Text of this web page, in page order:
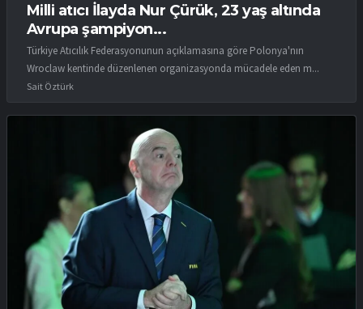
Milli atıcı İlayda Nur Çürük, 23 yaş altında
Avrupa şampiyon...
Türkiye Atıcılık Federasyonunun açıklamasına göre Polonya'nın
Wroclaw kentinde düzenlenen organizasyonda mücadele eden m...
Sait Öztürk